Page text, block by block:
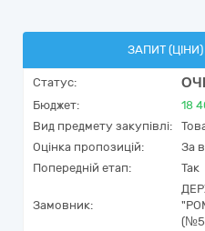
ЗАПИТ
Статус:
Бюджет: 18
Вид предмету закупівлі:
Оцінка пропозицій:
За
Попередній етап:
Так
Замовник: